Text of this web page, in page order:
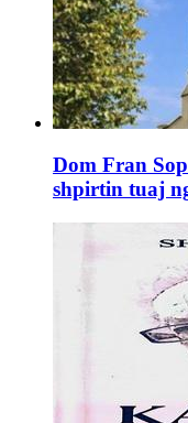
Dom Fran
shpirtin tuaj